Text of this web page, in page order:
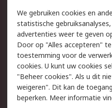
Track & Trace
Wettelijk
Cookiebeleid
Privacybeleid
Algemene
verkoopvoorwaarden
We gebruiken cookies en
statistische
advertenties weer te geven
Door op "Alles accepteren"
toestemming voor de
cookies. U kunt uw cookies
"Beheer cookies". Als u dit
weigeren". Dit kan de
beperken. Meer informatie